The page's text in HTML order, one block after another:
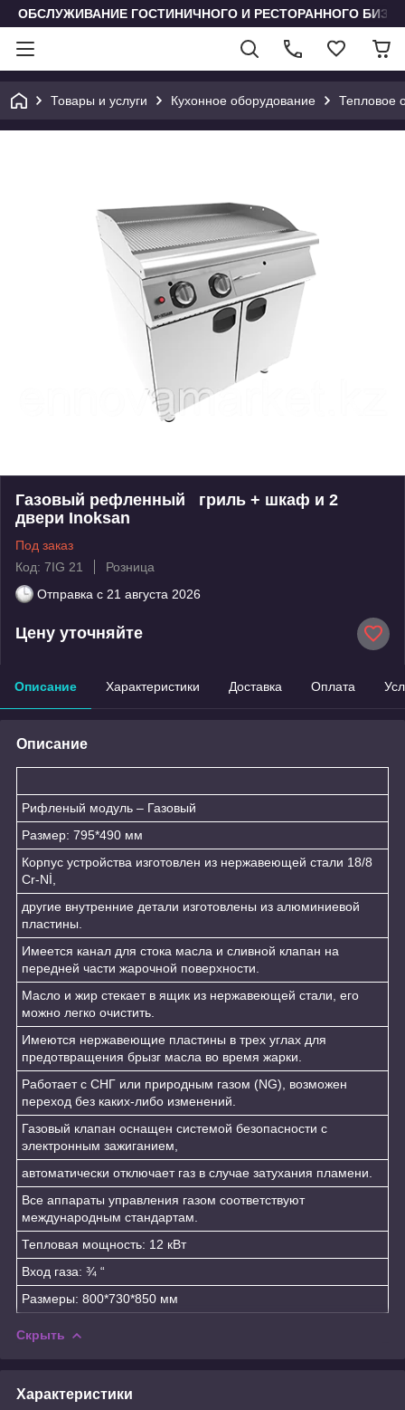
ОБСЛУЖИВАНИЕ ГОСТИНИЧНОГО И РЕСТОРАННОГО
Товары и услуги Кухонное оборудование Тепловое
Газовый рефленный гриль + шкаф и 2
двери Inoksan
Под заказ
Код: 7IG 21
Розница
Отправка с 21 августа 2026
Цену уточняйте
Описание Характеристики Доставка Оплата
Описание
Рифленый модуль – Газовый
Размер: 795*490 мм
Корпус устройства изготовлен из нержавеющей стали 18/8
Cr-Nİ,
другие внутренние детали изготовлены из алюминиевой
пластины.
Имеется канал для стока масла и сливной клапан на
передней части жарочной поверхности.
Масло и жир стекает в ящик из нержавеющей стали, его
можно легко очистить.
Имеются нержавеющие пластины в трех углах для
предотвращения брызг масла во время жарки.
Работает с СНГ или природным газом (NG), возможен
переход без каких-либо изменений.
Газовый клапан оснащен системой безопасности с
электронным зажиганием,
автоматически отключает газ в случае затухания пламени.
Все аппараты управления газом соответствуют
международным стандартам.
Тепловая мощность: 12 кВт
Вход газа: ¾ “
Размеры: 800*730*850 мм
Скрыть
Характеристики